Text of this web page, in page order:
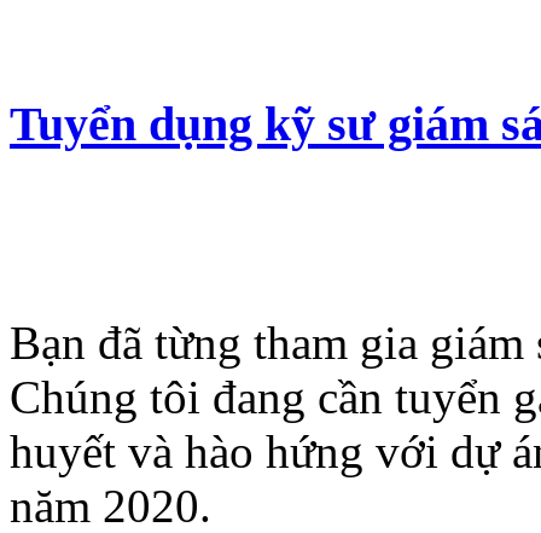
Tuyển dụng kỹ sư giám
Bạn đã từng tham gia
Chúng tôi đang cần tuyển
huyết và hào hứng với dự
năm 2020.